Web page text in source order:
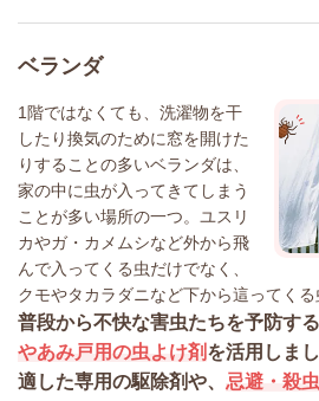
ベランダ
1階ではなくても、洗濯物を干
したり換気のために窓を開けた
りすることの多いベランダは、
家の中に虫が入ってきてしまう
ことが多い場所の一つ。ユスリ
カやガ・カメムシなど外から飛
んで入ってくる虫だけでなく、
クモやタカラダニなど下から這ってくる
普段から不快な害虫たちを予防する
やあみ戸用の虫よけ剤 を活用しま
適した専用の駆除剤や、 忌避・殺